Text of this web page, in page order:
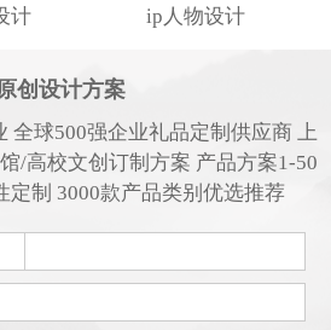
计 ip人物设计
创设计方案
全球500强企业礼品定制供应商 上
/高校文创订制方案 产品方案1-50
定制 3000款产品类别优选推荐